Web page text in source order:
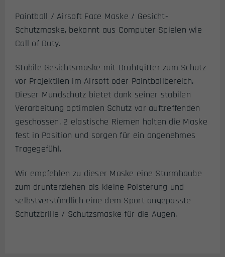
Paintball / Airsoft Face Maske / Gesicht-
Schutzmaske, bekannt aus Computer Spielen wie
Call of Duty.
Stabile Gesichtsmaske mit Drahtgitter zum Schutz
vor Projektilen im Airsoft oder Paintballbereich.
Dieser Mundschutz bietet dank seiner stabilen
Verarbeitung optimalen Schutz vor auftreffenden
geschossen. 2 elastische Riemen halten die Maske
fest in Position und sorgen für ein angenehmes
Tragegefühl.
Wir empfehlen zu dieser Maske eine Sturmhaube
zum drunterziehen als kleine Polsterung und
selbstverständlich eine dem Sport angepasste
Schutzbrille / Schutzsmaske für die Augen.